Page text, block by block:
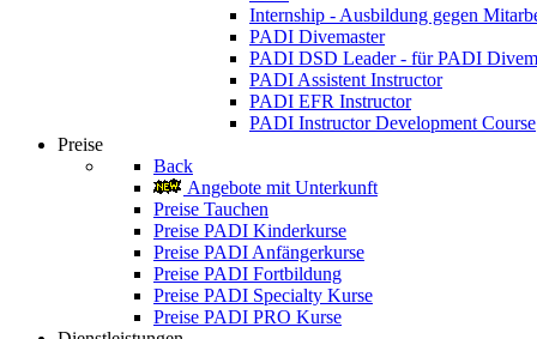
Internship - Ausbildung gegen
PADI Divemaster
PADI DSD Leader - für PADI
PADI Assistent Instructor
PADI EFR Instructor
PADI Instructor Development Course
Preise
Back
Angebote mit Unterkunft
Preise Tauchen
Preise PADI Kinderkurse
Preise PADI Anfängerkurse
Preise PADI Fortbildung
Preise PADI Specialty Kurse
Preise PADI PRO Kurse